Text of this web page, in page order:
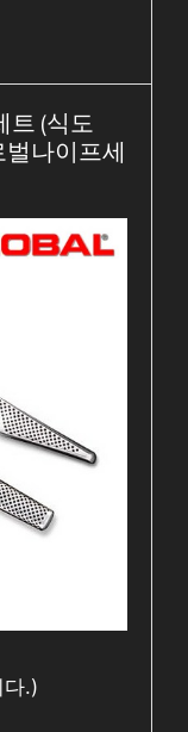
트 (식도
벌나이프세
다.)